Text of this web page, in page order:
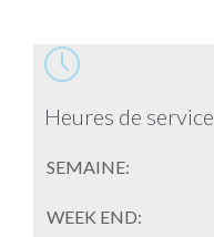

Heures de service
SEMAINE:
WEEK END: